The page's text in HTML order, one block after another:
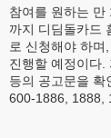
참여를 원하는 만
까지 디딤돌카드
로 신청해야 하
진행할 예정이다.
등의 공고문을
600-1886, 1888,